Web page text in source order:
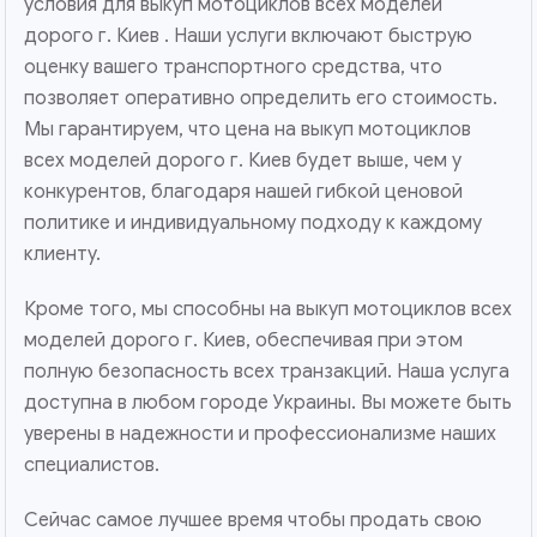
дорого г. Киев . Наши услуги включают быструю
оценку вашего транспортного средства, что
позволяет оперативно определить его стоимость.
Мы гарантируем, что цена на выкуп мотоциклов
всех моделей дорого г. Киев будет выше, чем у
конкурентов, благодаря нашей гибкой ценовой
политике и индивидуальному подходу к каждому
клиенту.
Кроме того, мы способны на выкуп мотоциклов всех
моделей дорого г. Киев, обеспечивая при этом
полную безопасность всех транзакций. Наша услуга
доступна в любом городе Украины. Вы можете быть
уверены в надежности и профессионализме наших
специалистов.
Сейчас самое лучшее время чтобы продать свою